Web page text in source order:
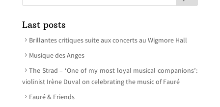
Last posts
Brillantes critiques suite aux concerts au Wigmore Hall
Musique des Anges
The Strad – ‘One of my most loyal musical companions’:
violinist Irène Duval on celebrating the music of Fauré
Fauré & Friends